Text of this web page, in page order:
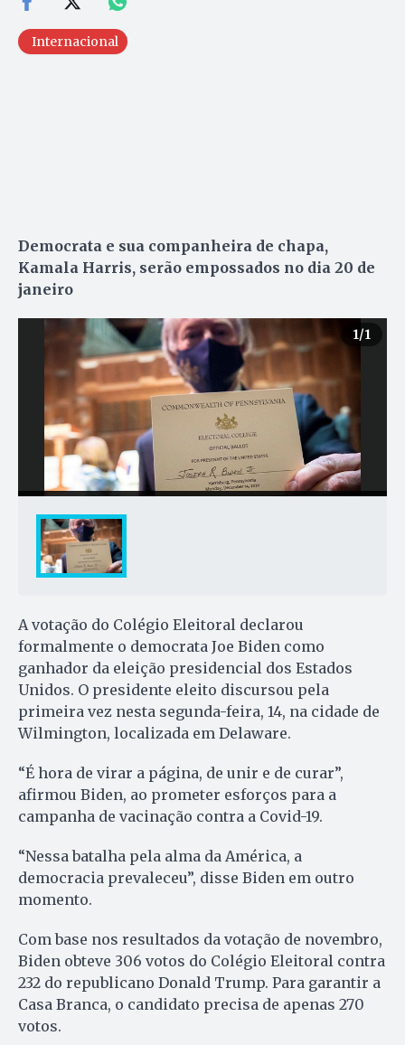
Internacional
Democrata e sua companheira de chapa,
Kamala Harris, serão empossados no dia 20 de
janeiro
1/1
A votação do Colégio Eleitoral declarou
formalmente o democrata Joe Biden como
ganhador da eleição presidencial dos Estados
Unidos. O presidente eleito discursou pela
primeira vez nesta segunda-feira, 14, na cidade de
Wilmington, localizada em Delaware.
“É hora de virar a página, de unir e de curar”,
afirmou Biden, ao prometer esforços para a
campanha de vacinação contra a Covid-19.
“Nessa batalha pela alma da América, a
democracia prevaleceu”, disse Biden em outro
momento.
Com base nos resultados da votação de novembro,
Biden obteve 306 votos do Colégio Eleitoral contra
232 do republicano Donald Trump. Para garantir a
Casa Branca, o candidato precisa de apenas 270
votos.